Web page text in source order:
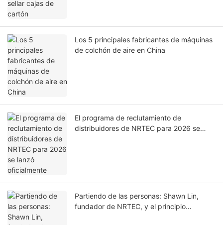
Los 5 principales fabricantes de máquinas
de colchón de aire en China
El programa de reclutamiento de
distribuidores de NRTEC para 2026 se
Partiendo de las personas: Shawn Lin,
fundador de NRTEC, y el principio